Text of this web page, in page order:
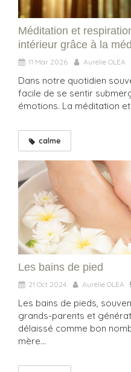
Méditation et
intérieur grâce à la
11 Mar 2026 Aurélie OLEA
Dans notre quotidien
facile de se sentir
émotions. La méditation
calme
Les bains de pied
21 Oct 2024 Aurélie OLEA
Les bains de pieds,
grands-parents et
délaissé comme bon
mère...